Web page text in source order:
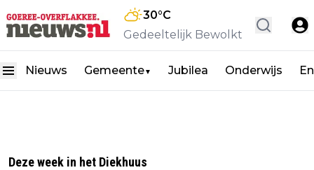
30°C
Gedeeltelijk Bewolkt
Nieuws Gemeente▼ Jubilea Onderwijs
Deze week in het Diekhuus